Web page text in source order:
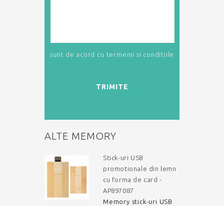
sunt de acord cu termenii si conditiile
TRIMITE
ALTE MEMORY
Stick-uri USB
promotionale din lemn
cu forma de card -
AP897087
Memory stick-uri USB